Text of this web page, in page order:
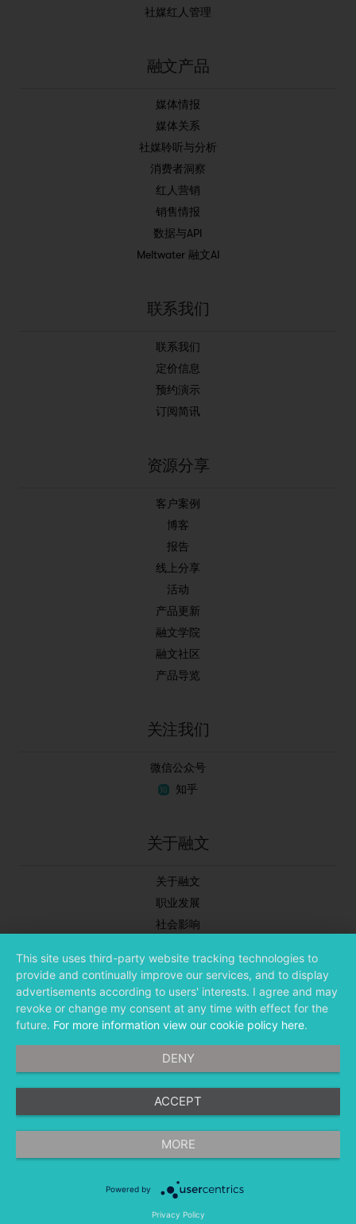
社媒红人管理
融文产品
媒体情报
媒体关系
社媒聆听与分析
消费者洞察
红人营销
销售情报
数据与API
Meltwater 融文AI
联系我们
联系我们
定价信息
预约演示
订阅简讯
资源分享
客户案例
博客
报告
线上分享
活动
产品更新
融文学院
融文社区
产品导览
关注我们
微信公众号
知乎
关于融文
关于融文
职业发展
社会影响
合作伙伴
投资者关系
融文（Meltwater） 版权所有
This site uses third-party website tracking technologies to
provide and continually improve our services, and to display
advertisements according to users' interests. I agree and may
revoke or change my consent at any time with effect for the
future. For more information view our cookie policy here.
DENY
ACCEPT
MORE
Powered by
Privacy Policy